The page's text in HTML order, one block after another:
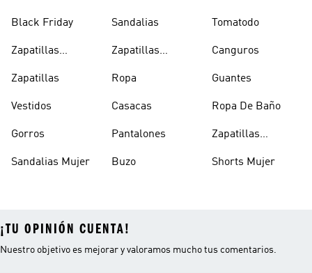
Black Friday
Zapatillas
Zapatillas
Vestidos
Gorros
Sandalias Mujer
Sandalias
Zapatillas
Ropa
Casacas
Pantalones
Buzo
Tomatodo
Canguros
Guantes
Ropa De Baño
Zapatillas
Shorts Mujer
¡TU OPINIÓN CUENTA!
Nuestro objetivo es mejorar y valoramos mucho tus comentarios.